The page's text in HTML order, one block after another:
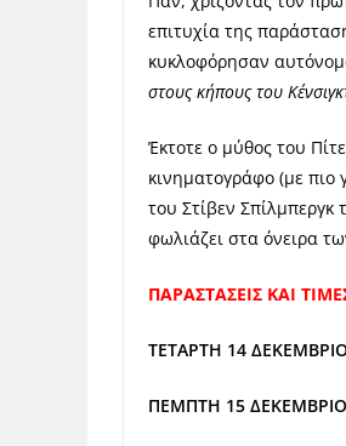
επιτυχία της
κυκλοφόρησαν
στους κήπους του
Έκτοτε ο μύθος του
κινηματογράφο (με πιο
του Στίβεν Σπίλμπεργκ
φωλιάζει στα όνειρα
ΠΑΡΑΣΤΑΣΕΙΣ ΚΑΙ
ΤΕΤΑΡΤΗ 14
ΠΕΜΠΤΗ 15